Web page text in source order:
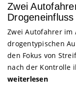
Zwei
Drogeneinfluss
Zwei Autofahrer im
drogentypischen
den Fokus von
nach der Kontrolle
weiterlesen